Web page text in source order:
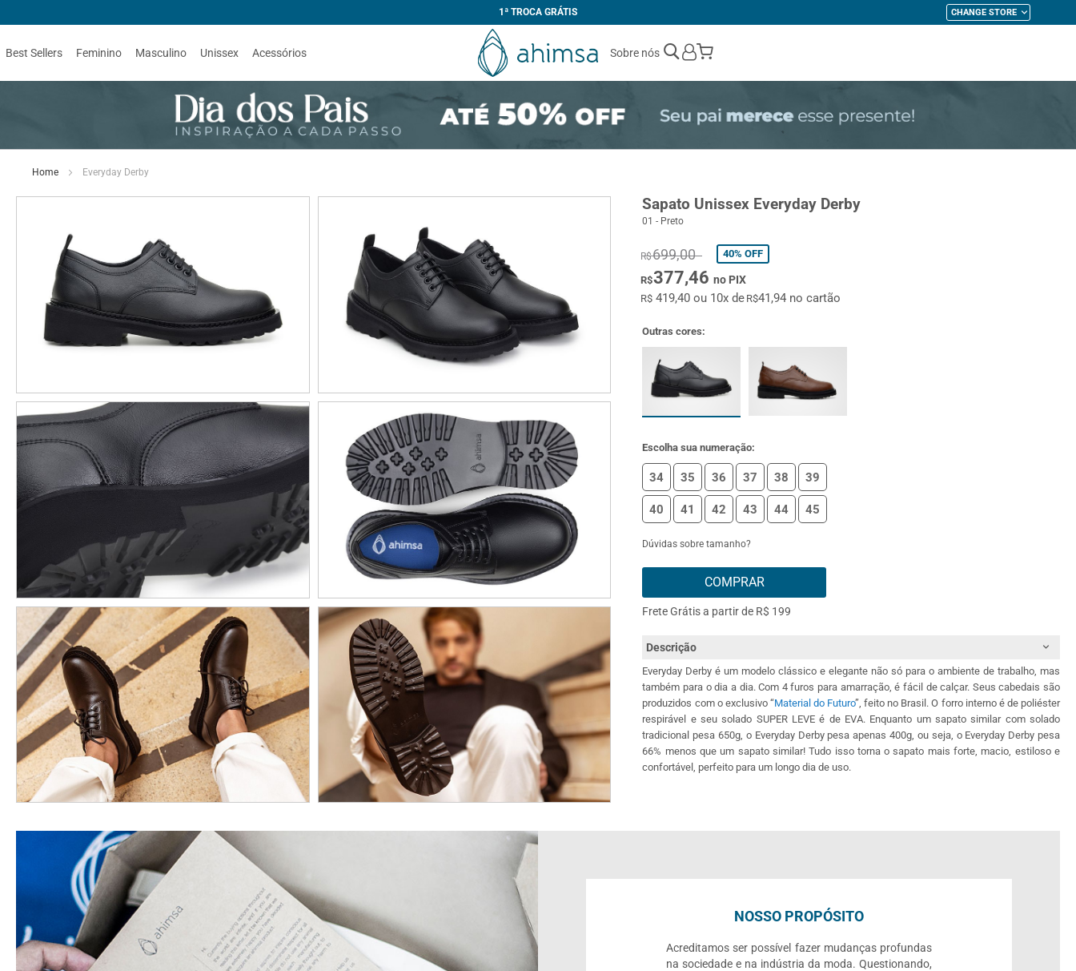
1ª TROCA GRÁTIS CHANGE STORE
Best Sellers Feminino Masculino Unissex Acessórios Sobre nós
My Cart
Home Everyday Derby
Sapato Unissex Everyday Derby
01 - Preto
R$699,00 40% OFF
R$377,46no PIX
R$ 419,40 ou 10x deR$41,94 no cartão
Outras cores:
Escolha sua numeração:
34 35 36 37 38 39
40 41 42 43 44 45
Dúvidas sobre tamanho?
COMPRAR
Frete Grátis a partir de R$ 199
Descrição
Everyday Derby é um modelo clássico e elegante não só para o ambiente de trabalho, mas
também para o dia a dia. Com 4 furos para amarração, é fácil de calçar. Seus cabedais são
produzidos com o exclusivo “Material do Futuro”, feito no Brasil. O forro interno é de poliéster
respirável e seu solado SUPER LEVE é de EVA. Enquanto um sapato similar com solado
tradicional pesa 650g, o Everyday Derby pesa apenas 400g, ou seja, o Everyday Derby pesa
66% menos que um sapato similar! Tudo isso torna o sapato mais forte, macio, estiloso e
confortável, perfeito para um longo dia de uso.
NOSSO PROPÓSITO
Acreditamos ser possível fazer mudanças profundas
na sociedade e na indústria da moda. Questionando,